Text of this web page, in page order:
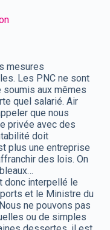
mesures
Les PNC ne sont
aux mêmes
quel salarié. Air
que nous
privée avec des
doit
plus une entreprise
des lois. On
donc interpellé le
et le Ministre du
ne pouvons pas
ou de simples